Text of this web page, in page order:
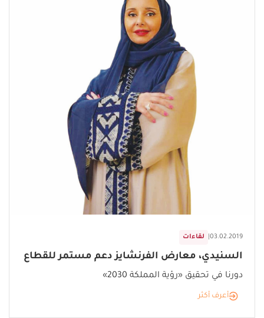
لقاءات 03.02.2019
السنيدي، معارض الفرنشايز دعم مستمر للقطاع
دورنا في تحقيق «رؤية المملكة 2030»
أعرف أكثر